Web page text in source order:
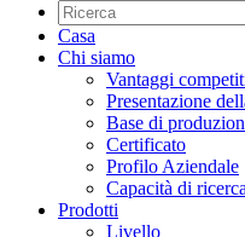
Casa
Chi siamo
Vantaggi
Presentazione
Base di
Certificato
Profilo Aziendale
Capacità di
Prodotti
Livello